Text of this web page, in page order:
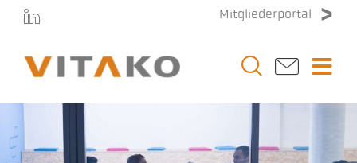
Zum
springen
Mitgliederportal
Vitako